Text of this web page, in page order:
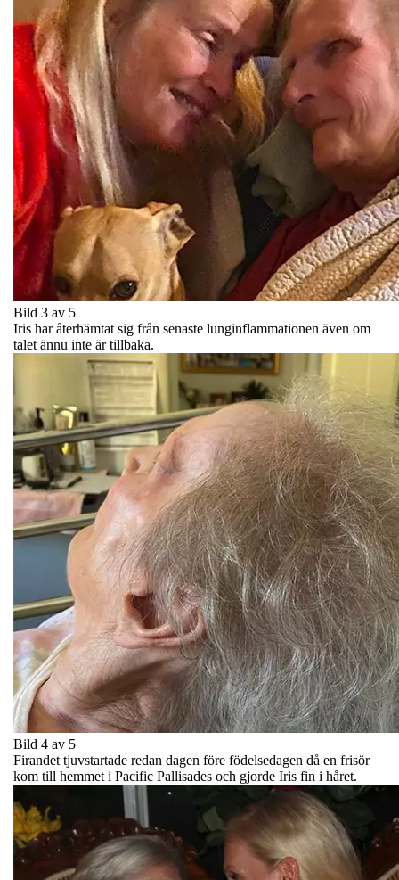
Bild 3 av 5
Iris har återhämtat sig från senaste lunginflammationen även om
talet ännu inte är tillbaka.
Bild 4 av 5
Firandet tjuvstartade redan dagen före födelsedagen då en frisör
kom till hemmet i Pacific Pallisades och gjorde Iris fin i håret.